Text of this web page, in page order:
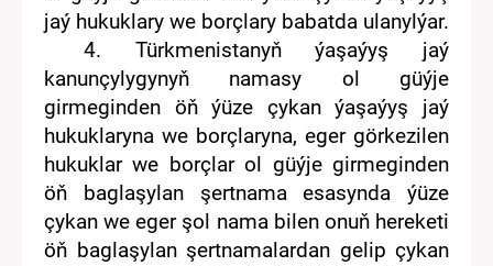
jaý hukuklary we borçlary babatda ulanylýar.
4. Türkmenistanyň ýaşaýyş jaý
kanunçylygynyň namasy ol
güýje
girmeginden öňýüze çykan ýaşaýyş jaý
hukuklaryna we borçlaryna, eger görkezilen
hukuklar we borçlarol güýjegirmeginden
öň
baglaşylan şertnamaesasynda ýüze
çykan we eger şol namabilen onuň hereketi
öň baglaşylan şertnamalardan gelip çykan